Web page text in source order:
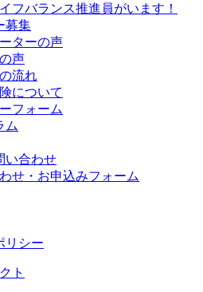
フバランス推進員がいます！
募集
ターの声
声
流れ
について
フォーム
ム
い合わせ
せ・お申込みフォーム
リシー